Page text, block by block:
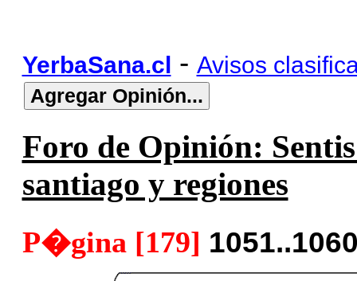
YerbaSana.cl - Avisos
Foro de Opinión:
santiago y regiones
P�gina [179]